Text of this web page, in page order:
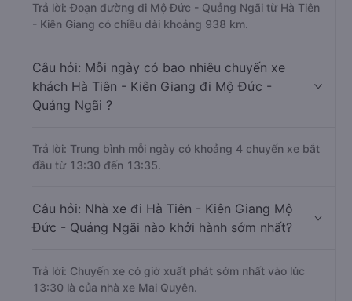
Trả lời: Đoạn đường đi Mộ Đức - Quảng Ngãi từ Hà Tiên
- Kiên Giang có chiều dài khoảng 938 km.
Câu hỏi: Mỗi ngày có bao nhiêu chuyến xe
khách Hà Tiên - Kiên Giang đi Mộ Đức -
Quảng Ngãi ?
Trả lời: Trung bình mỗi ngày có khoảng 4 chuyến xe bắt
đầu từ 13:30 đến 13:35.
Câu hỏi: Nhà xe đi Hà Tiên - Kiên Giang Mộ
Đức - Quảng Ngãi nào khởi hành sớm nhất?
Trả lời: Chuyến xe có giờ xuất phát sớm nhất vào lúc
13:30 là của nhà xe Mai Quyên.